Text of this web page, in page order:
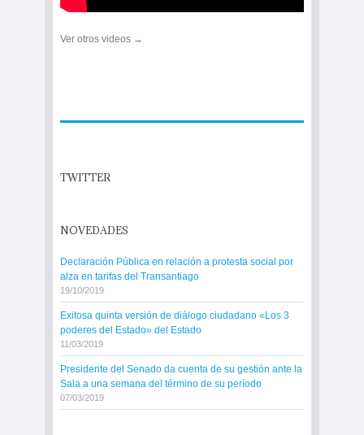
Ver otros videos →
TWITTER
NOVEDADES
Declaración Pública en relación a protesta social por
alza en tarifas del Transantiago
19/10/2019
Exitosa quinta versión de diálogo ciudadano «Los 3
poderes del Estado» del Estado
11/03/2019
Presidente del Senado da cuenta de su gestión ante la
Sala a una semana del término de su período
07/03/2019